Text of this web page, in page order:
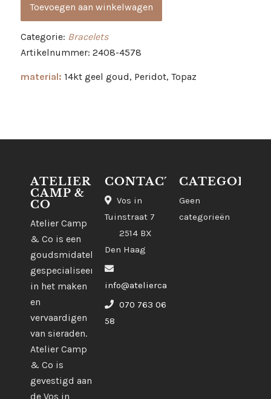
Toevoegen aan winkelwagen
Categorie: Bracelets
Artikelnummer: 2408-4578
material: 14kt geel goud, Peridot, Topaz
ATELIER
CAMP &
CO
Atelier Camp
& Co is een
goudsmidatelier
gespecialiseerd
in het maken
en
vervaardigen
van sieraden.
Atelier Camp
& Co is
gevestigd aan
de Vos in
CONTACT
Vos in
Tuinstraat 7
2514 BX
Den Haag
info@ateliercampco.com
070 763 06
58
Geen
categorieën